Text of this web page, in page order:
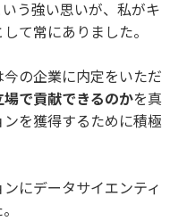
いう強い思いが、私がキ
て常にありました。
の企業に内定をいただ
で貢献できるのかを真
を獲得するために積極
にデータサイエンティ